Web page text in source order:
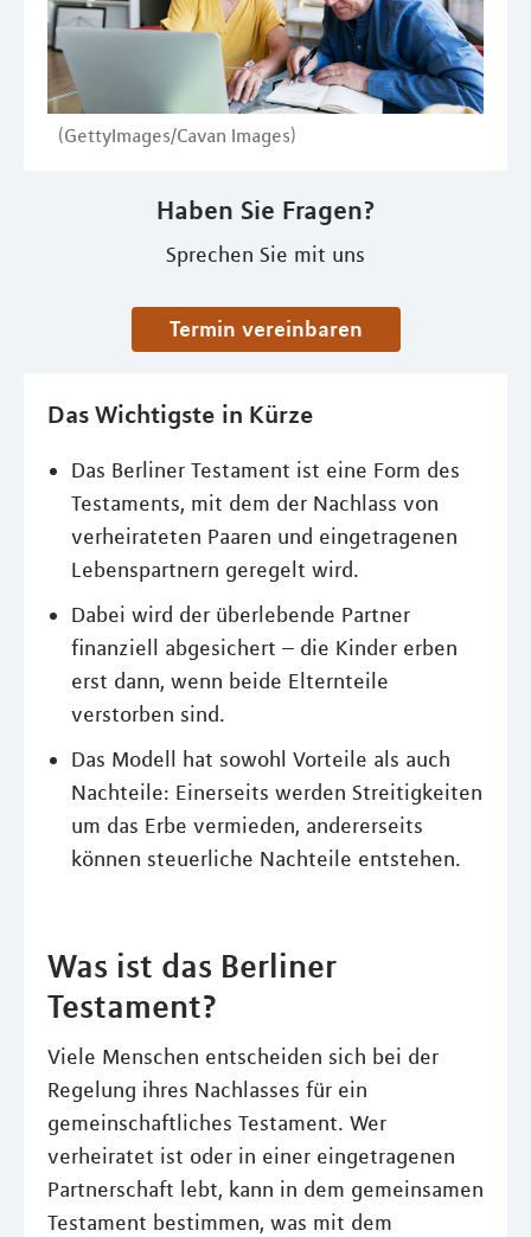
(GettyImages/Cavan Images)
Haben Sie Fragen?
Sprechen Sie mit uns
Termin vereinbaren
Das Wichtigste in Kürze
Das Berliner Testament ist eine Form des
Testaments, mit dem der Nachlass von
verheirateten Paaren und eingetragenen
Lebenspartnern geregelt wird.
Dabei wird der überlebende Partner
finanziell abgesichert – die Kinder erben
erst dann, wenn beide Elternteile
verstorben sind.
Das Modell hat sowohl Vorteile als auch
Nachteile: Einerseits werden Streitigkeiten
um das Erbe vermieden, andererseits
können steuerliche Nachteile entstehen.
Was ist das Berliner
Testament?
Viele Menschen entscheiden sich bei der
Regelung ihres Nachlasses für ein
gemeinschaftliches Testament. Wer
verheiratet ist oder in einer eingetragenen
Partnerschaft lebt, kann in dem gemeinsamen
Testament bestimmen, was mit dem